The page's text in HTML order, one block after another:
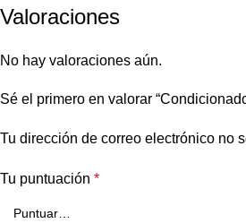
Valoraciones
No hay valoraciones aún.
Sé el primero en valorar
Tu dirección de correo electrónico no
Tu puntuación *
Telegram